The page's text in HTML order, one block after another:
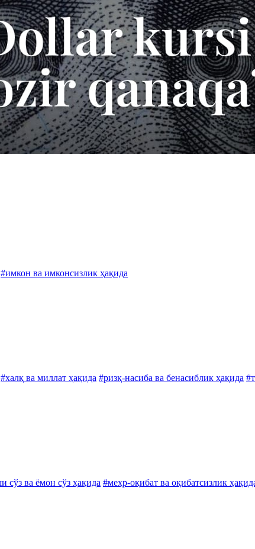
#имкон ва имконсизлик ҳақида
#халқ ва миллат ҳақида #ризқ-насиба ва бенасиблик ҳақида
сўз ва ёмон сўз ҳақида #меҳр-оқибат ва оқибатсизлик